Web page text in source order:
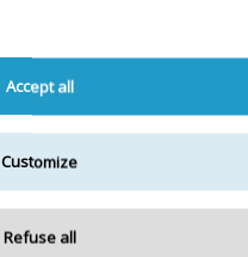
Η λίστα
Για την πιο
Διαθεσιμότητα:
Accept all
Customize
Refuse all